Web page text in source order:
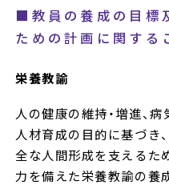
■教員の養成の目標
ための計画に関する
栄養教諭
人の健康の維持・増進、
人材育成の目的に基づき
全な人間形成を支えるた
力を備えた栄養教諭の養